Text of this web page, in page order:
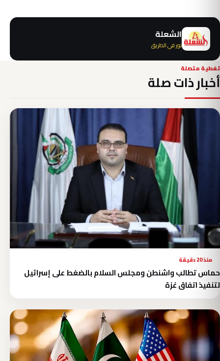
الشعلة
نور في الطريق
تغطية متصلة
أخبار ذات صلة
منذ 20 دقيقة
حماس تطالب واشنطن ومجلس السلام بالضغط على إسرائيل
لتنفيذ اتفاق غزة